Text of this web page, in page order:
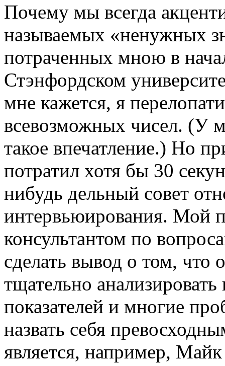
Почему мы всегда
называемых «ненужных
потраченных мною в
Стэнфордском
мне кажется, я
всевозможных чисел. (У
такое впечатление.) Но
потратил хотя бы 30
нибудь дельный совет
интервьюирования. Мой
консультантом по
сделать вывод о том, что
тщательно
показателей и многие
назвать себя
является, например,